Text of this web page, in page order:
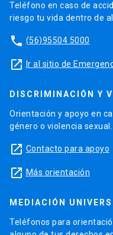
Teléfono en caso de
riesgo tu vida dentro de
phone (56)95504 5000
launch Ir al sitio de
DISCRIMINACIÓN Y
Orientación y apoyo en
género o violencia sexual.
launch Contacto para apoyo
launch Más orientación
MEDIACIÓN
Teléfonos para